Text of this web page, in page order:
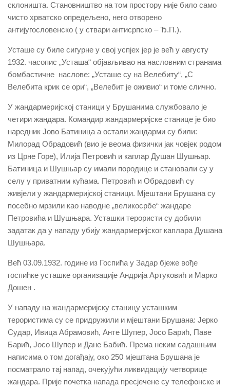
склоништа. Становништво на том простору није било само
чисто хрватско опредељено, него отворено
антијугословенско ( у ствари антисрпско – Ђ.П.).
Усташе су биле сигурне у свој успјех јер је већ у августу
1932. часопис „Усташа“ објављивао на насловним странама
бомбастичне наслове: „Усташе су на Велебиту“, „С
Велебита крик се ори“, „Велебит је оживио“ и томе слично.
У жандармеријској станици у Брушанима службовало је
четири жандара. Командир жандармеријске станице је био
наредник Јово Батиница а остали жандарми су били:
Милорад Обрадовић (вио је веома физички јак човјек родом
из Црне Горе), Илија Петровић и каплар Душан Шушњар.
Батиница и Шушњар су имали породице и становали су у
селу у приватним кућама. Петровић и Обрадовић су
живјели у жандармеријској станици. Мјештани Брушана су
посебно мрзили као наводне „великосрбе“ жандаре
Петровића и Шушњара. Усташки терористи су добили
задатак да у нападу убију жандармеријског каплара Душана
Шушњара.
Већ 03.09.1932. године из Госпића у Задар бјеже вође
госпићке усташке организације Андрија Артуковић и Марко
Дошен .
У нападу на жандармеријску станицу усташким
терористима су се придружили и мјештани Брушана: Јерко
Судар, Ивица Абрамовић, Анте Шупер, Јосо Барић, Паве
Барић, Јосо Шупер и Дане Бабић. Према неким садашњим
написима о том догађају, око 250 мјештана Брушана је
посматрало тај напад, очекујући ликвидацију четворице
жандара. Прије почетка напада пресјечене су телефонске и